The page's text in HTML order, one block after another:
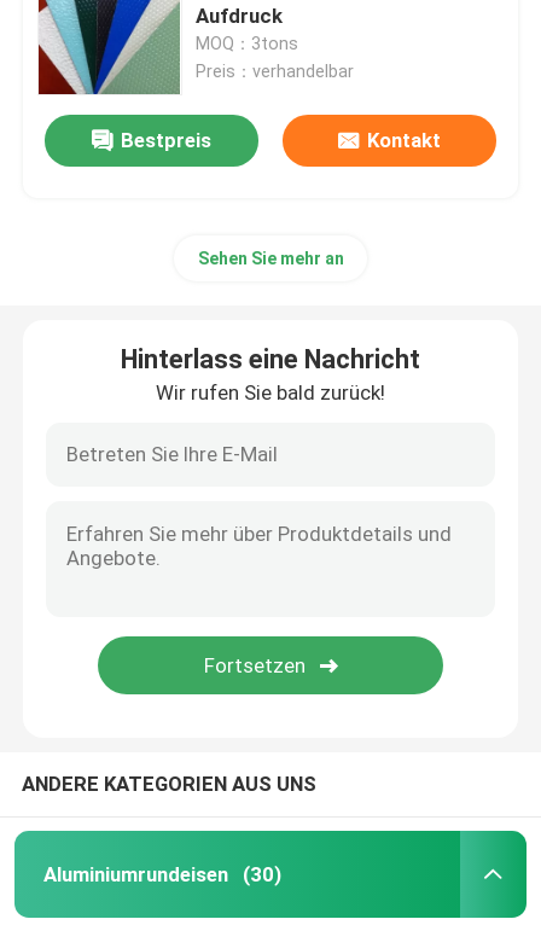
Blog
Fordern Sie ein Zitat
Aluminiumstange 7075
Flache Aluminiumstange
prägeartiges Aluminiumblatt
Aluminiumblechplatte
Aluminiumplatten für den Seeverkehr
Aufdruck
MOQ：3tons
Preis：verhandelbar
Bestpreis Kontakt
Sehen Sie mehr an
Hinterlass eine Nachricht
Wir rufen Sie bald zurück!
ANDERE KATEGORIEN AUS UNS
Aluminiumrundeisen (30)